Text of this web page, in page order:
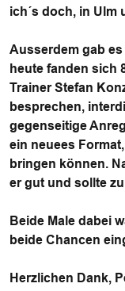
ich´s doch, in Ulm
Ausserdem gab
heute fanden sich
Trainer Stefan
besprechen,
gegenseitige
ein neuees
bringen können.
er gut und sollte
Beide Male dabei
beide Chancen
Herzlichen Dank,